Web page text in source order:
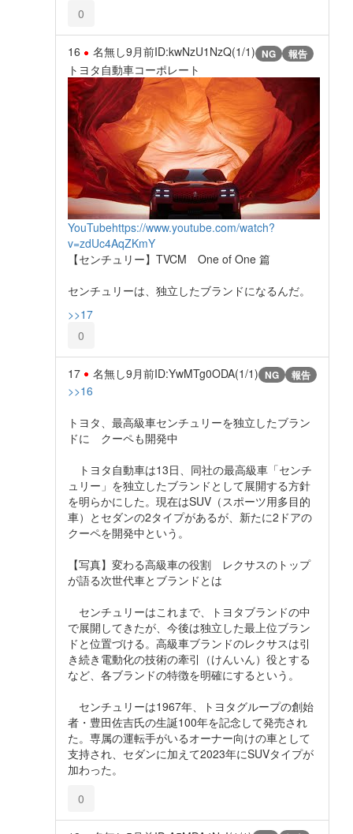
0
16 名無し9月前ID:kwNzU1NzQ(1/1) NG 報告
トヨタ自動車コーポレート
YouTubehttps://www.youtube.com/watch?
v=zdUc4AqZKmY
【センチュリー】TVCM One of One 篇
センチュリーは、独立したブランドになるんだ。
>>17
0
17 名無し9月前ID:YwMTg0ODA(1/1) NG 報告
>>16
トヨタ、最高級車センチュリーを独立したブラン
ドに クーペも開発中
トヨタ自動車は13日、同社の最高級車「センチ
ュリー」を独立したブランドとして展開する方針
を明らかにした。現在はSUV（スポーツ用多目的
車）とセダンの2タイプがあるが、新たに2ドアの
クーペを開発中という。
【写真】変わる高級車の役割 レクサスのトップ
が語る次世代車とブランドとは
センチュリーはこれまで、トヨタブランドの中
で展開してきたが、今後は独立した最上位ブラン
ドと位置づける。高級車ブランドのレクサスは引
き続き電動化の技術の牽引（けんいん）役とする
など、各ブランドの特徴を明確にするという。
センチュリーは1967年、トヨタグループの創始
者・豊田佐吉氏の生誕100年を記念して発売され
た。専属の運転手がいるオーナー向けの車として
支持され、セダンに加えて2023年にSUVタイプが
加わった。
0